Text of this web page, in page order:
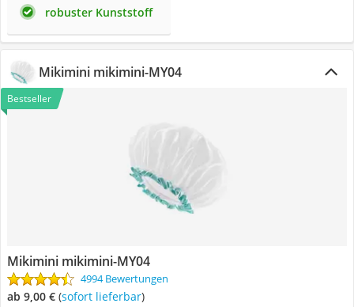
robuster Kunststoff
Mikimini mikimini-MY04
Bestseller
Mikimini mikimini-MY04
4994 Bewertungen
ab 9,00 € ( Sofort lieferbar)